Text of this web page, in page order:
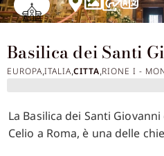
Basilica dei Santi
EUROPA,ITALIA,CITTA,RIONE I -
La Basilica dei Santi
Celio a Roma, è una delle